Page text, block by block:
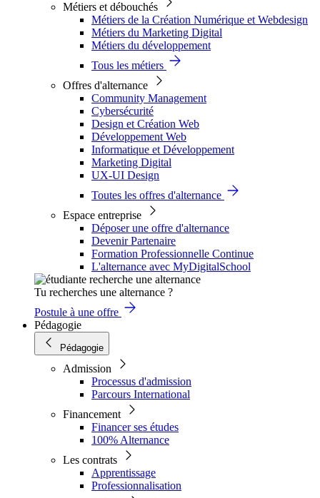
Métiers et débouchés
Métiers de la Création Numérique et Webdesign
Métiers du Marketing Digital
Métiers du développement
Tous les métiers
Offres d'alternance
Community Management
Cybersécurité
Design et Création Web
Développement Web
Informatique et Développement
Marketing Digital
UX-UI Design
Toutes les offres d'alternance
Espace entreprise
Déposer une offre d'alternance
Devenir Partenaire
Formation Professionnelle Continue
L'alternance avec MyDigitalSchool
Tu recherches une alternance ?
Postule à une offre
Pédagogie
Pédagogie
Admission
Processus d'admission
Parcours International
Financement
Financer ses études
100% Alternance
Les contrats
Apprentissage
Professionnalisation